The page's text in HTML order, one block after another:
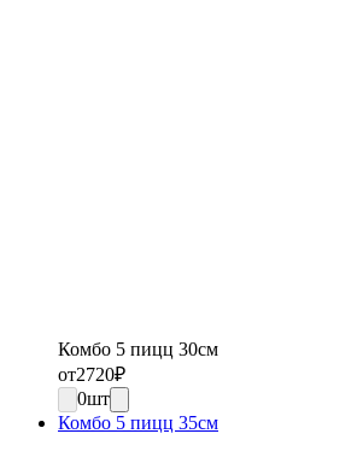
Комбо 5 пицц 30см
от2720₽
0шт
Комбо 5 пицц 35см